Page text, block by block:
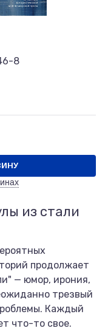
8
из стали
продолжает
— юмор, ирония,
трезвый
Каждый
что-то свое.